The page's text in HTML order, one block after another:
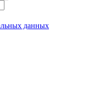
данных